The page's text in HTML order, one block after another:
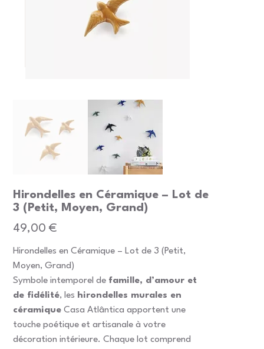
Hirondelles en Céramique – Lot de
3 (Petit, Moyen, Grand)
Prix
49,00 €
Hirondelles en Céramique – Lot de 3 (Petit,
Moyen, Grand)
Symbole intemporel de famille, d’amour et
de fidélité, les hirondelles murales en
céramique Casa Atlântica apportent une
touche poétique et artisanale à votre
décoration intérieure. Chaque lot comprend